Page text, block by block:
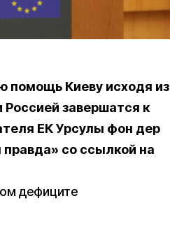
помощь Киеву исходя из
завершатся к
ЕК Урсулы фон дер
правда» со ссылкой на
дефиците